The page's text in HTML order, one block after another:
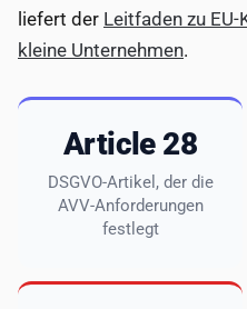
liefert der Leitfaden zu
kleine Unternehmen.
Article 28
DSGVO-Artikel, der die
AVV-Anforderungen
festlegt